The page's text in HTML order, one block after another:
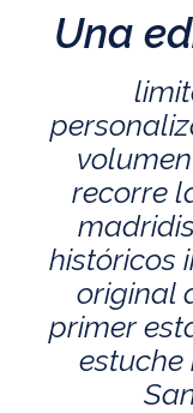
Una
recorre
históricos
original
primer
estuche